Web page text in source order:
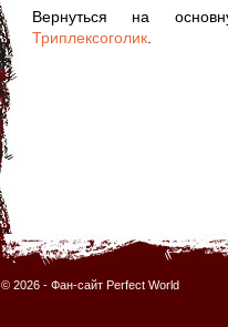
Вернуться на
Триплексоголик.
© 2026 - Фан-сайт Perfect World